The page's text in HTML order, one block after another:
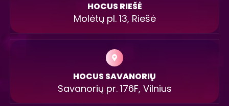
HOCUS RIEŠĖ
Molėtų pl. 13, Riešė
HOCUS SAVANORIŲ
Savanorių pr. 176F, Vilnius